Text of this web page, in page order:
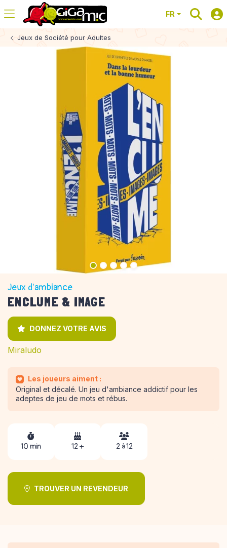
FR
Jeux de Société pour Adultes
Jeux d'ambiance
ENCLUME & IMAGE
DONNEZ VOTRE AVIS
Miraludo
Les joueurs aiment :
Original et décalé. Un jeu d'ambiance addictif pour les
adeptes de jeu de mots et rébus.
10 min 12 + 2 à 12
TROUVER UN REVENDEUR